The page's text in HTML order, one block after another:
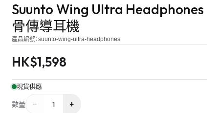
Suunto Wing Ultra Headphones
骨傳導耳機
產品編號：suunto-wing-ultra-headphones
HK$1,598
現貨供應
數量 − 1 +